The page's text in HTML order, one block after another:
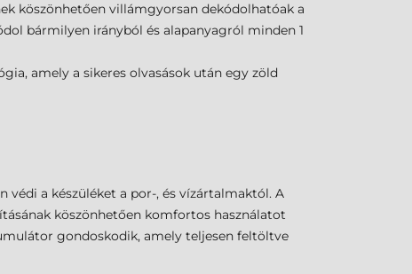
köszönhetően villámgyorsan dekódolhatóak a
bármilyen irányból és alapanyagról minden 1
amely a sikeres olvasások után egy zöld
védi a készüléket a por-, és vízártalmaktól. A
köszönhetően komfortos használatot
gondoskodik, amely teljesen feltöltve